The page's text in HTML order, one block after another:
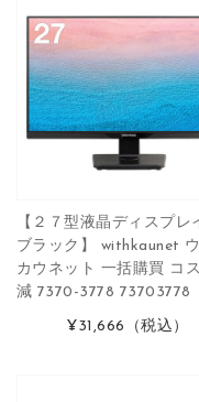
【２７型液晶ディスプ
ブラック】 withkaunet
カウネット 一括購買 コ
減 7370-3778 73703778
¥31,666 （税込）